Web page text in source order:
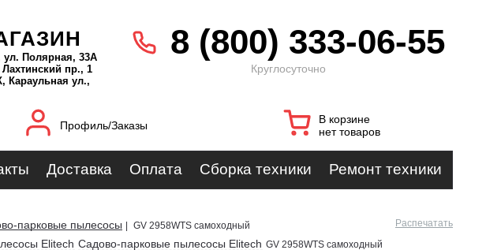
ул. Полярная, 33А
пр., 1
Караульная ул.,
8 (800) 333-06-55
Круглосуточно
Профиль/Заказы
В корзине
нет товаров
Доставка Оплата Сборка техники Ремонт техники
парковые пылесосы GV 2958WTS самоходный Распечатать
Elitech Cадово-парковые пылесосы Elitech GV 2958WTS самоходный